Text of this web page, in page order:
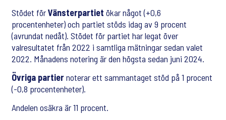
Stödet förVänsterpartiet ökar något (+0,6
procentenheter) och partiet stöds idag av 9 procent
(avrundat nedåt). Stödet för partiet har legat över
valresultatet från 2022 i samtliga mätningar sedan valet
2022. Månadens notering är den högsta sedan juni 2024.
Övriga partiernoterar ett sammantaget stöd på 1 procent
(-0,8 procentenheter).
Andelen osäkra är 11 procent.